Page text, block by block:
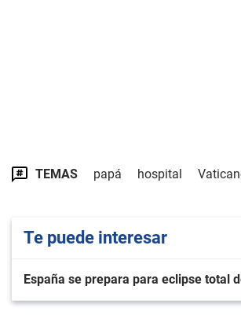
TEMAS papá hospital
Te puede interesar
España se prepara para eclipse total